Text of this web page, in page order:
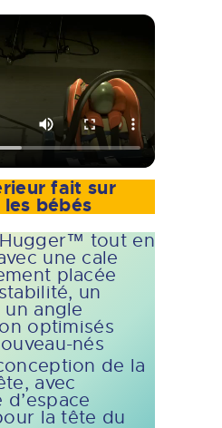
fait sur
bébés
tout en
une cale
placée
un
angle
optimisés
nés
de la
avec
d’espace
la tête du